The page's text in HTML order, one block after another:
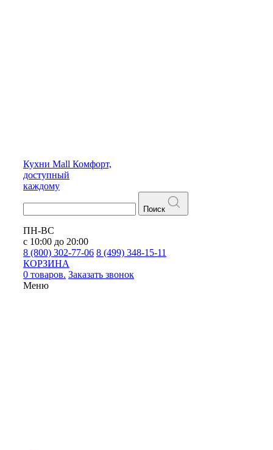
Кухни Mall Комфорт,
доступный
каждому
Поиск
ПН-ВС
с 10:00 до 20:00
8 (800) 302-77-06 8 (499) 348-15-11
КОРЗИНА
0 товаров. Заказать звонок
Меню